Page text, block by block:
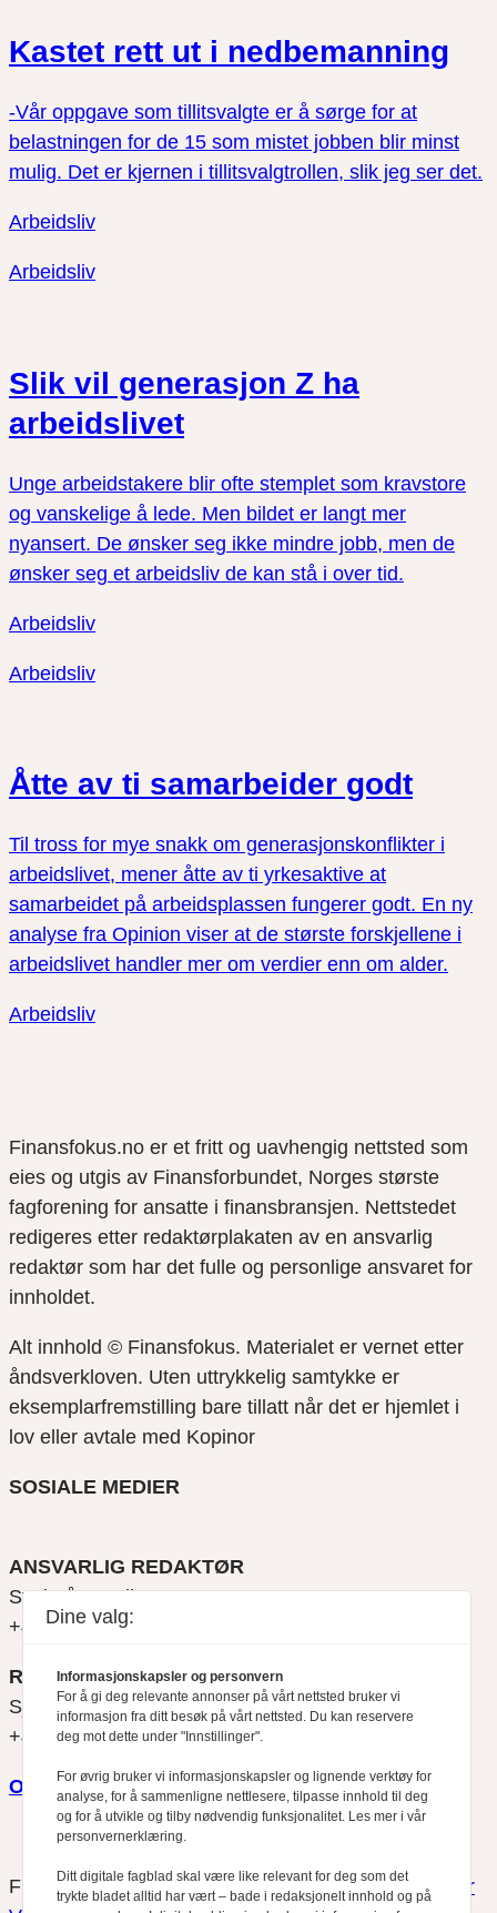
Kastet rett ut i nedbemanning
-Vår oppgave som tillitsvalgte er å sørge for at
belastningen for de 15 som mistet jobben blir minst
mulig. Det er kjernen i tillitsvalgtrollen, slik jeg ser det.
Arbeidsliv
Arbeidsliv
Slik vil generasjon Z ha
arbeidslivet
Unge arbeidstakere blir ofte stemplet som kravstore
og vanskelige å lede. Men bildet er langt mer
nyansert. De ønsker seg ikke mindre jobb, men de
ønsker seg et arbeidsliv de kan stå i over tid.
Arbeidsliv
Arbeidsliv
Åtte av ti samarbeider godt
Til tross for mye snakk om generasjonskonflikter i
arbeidslivet, mener åtte av ti yrkesaktive at
samarbeidet på arbeidsplassen fungerer godt. En ny
analyse fra Opinion viser at de største forskjellene i
arbeidslivet handler mer om verdier enn om alder.
Arbeidsliv
Finansfokus.no er et fritt og uavhengig nettsted som
eies og utgis av Finansforbundet, Norges største
fagforening for ansatte i finansbransjen. Nettstedet
redigeres etter redaktørplakaten av en ansvarlig
redaktør som har det fulle og personlige ansvaret for
innholdet.
Alt innhold © Finansfokus. Materialet er vernet etter
åndsverkloven. Uten uttrykkelig samtykke er
eksemplarfremstilling bare tillatt når det er hjemlet i
lov eller avtale med Kopinor
SOSIALE MEDIER
ANSVARLIG REDAKTØR
Svein Åge Eriksen
+47 900 79 547
REDAKTØR
Sjur Anda
+47 470 34 460
Om oss
Finansfokus arbeider etterRedaktørplakatenog
Vær
Dine valg:
Informasjonskapsler og personvern
For å gi deg relevante annonser på vårt nettsted bruker vi
informasjon fra ditt besøk på vårt nettsted. Du kan reservere
deg mot dette under "Innstillinger".
For øvrig bruker vi informasjonskapsler og lignende verktøy for
analyse, for å sammenligne nettlesere, tilpasse innhold til deg
og for å utvikle og tilby nødvendig funksjonalitet. Les mer i vår
personvernerklæring.
Ditt digitale fagblad skal være like relevant for deg som det
trykte bladet alltid har vært – bade i redaksjonelt innhold og på